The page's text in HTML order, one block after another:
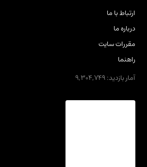
ارتباط با ما
درباره ما
مقررات سایت
راهنما
آمار بازدید: 9,304,749